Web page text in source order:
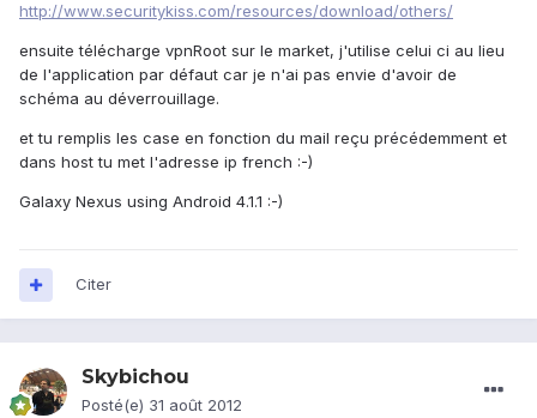
http://www.securitykiss.com/resources/download/others/
ensuite télécharge vpnRoot sur le market, j'utilise celui ci au lieu
de l'application par défaut car je n'ai pas envie d'avoir de
schéma au déverrouillage.
et tu remplis les case en fonction du mail reçu précédemment et
dans host tu met l'adresse ip french :-)
Galaxy Nexus using Android 4.1.1 :-)
Citer
Skybichou
Posté(e) 31 août 2012